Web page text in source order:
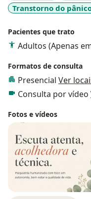
Transtorno do
Pacientes que trato
Adultos (Apenas
Formatos de consulta
Presencial Ver
Consulta por vídeo
Fotos e vídeos